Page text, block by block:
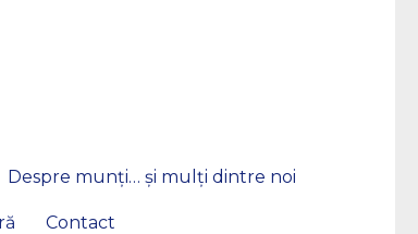
Despre munți… și mulți dintre noi
Contact